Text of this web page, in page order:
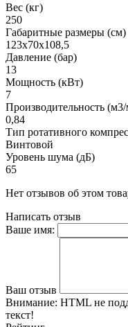
Вес (кг)
250
Габаритные размеры (см)
123х70х108,5
Давление (бар)
13
Мощность (кВт)
7
Производительность
0,84
Тип ротативного
Винтовой
Уровень шума (дБ)
65
Нет отзывов об этом
Написать отзыв
Ваше имя:
Ваш отзыв
Внимание: HTML не
текст!